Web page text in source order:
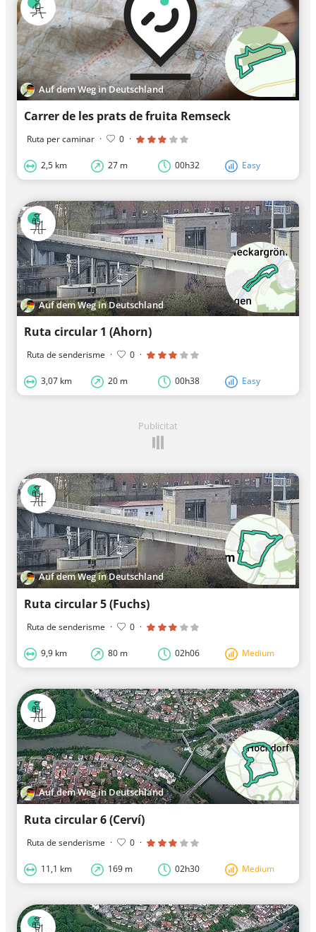
Auf dem Weg in Deutschland
Carrer de les prats de fruita Remseck
Ruta per caminar · 0 ·
2,5 km 27 m 00h32 Easy
Auf dem Weg in Deutschland
Ruta circular 1 (Ahorn)
Ruta de senderisme · 0 ·
3,07 km 20 m 00h38 Easy
Publicitat
Auf dem Weg in Deutschland
Ruta circular 5 (Fuchs)
Ruta de senderisme · 0 ·
9,9 km 80 m 02h06 Medium
Auf dem Weg in Deutschland
Ruta circular 6 (Cerví)
Ruta de senderisme · 0 ·
11,1 km 169 m 02h30 Medium